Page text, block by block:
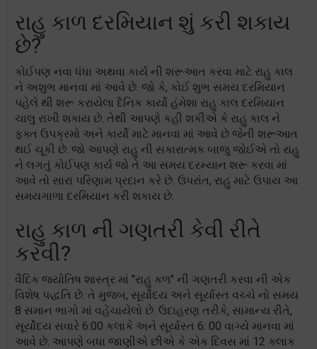
રાહુ કાળ દરમિયાન શું કરી શકાય
છે?
કોઈપણ નવા ધંધા અથવા કાર્ય ની શરૂઆત કરવા માટે રાહુ કાલ
ને અશુભ માનવા માં આવે છે. જો કે, કોઈ શુભ સમય દરમિયાન
પહેલે થી શરૂ કરાયેલા દૈનિક કાર્યો હંમેશા રાહુ કાલ દરમિયાન
ચાલુ રાખી શકાય છે. તેથી આપણે કહી શકીએ કે રાહુ કાલ ને
ફક્ત ઉપક્રમો અને કાર્યો માટે માનવા માં આવે છે જેની શરૂઆત
થઈ ચૂકી છે. જો આપણે રાહુ ની સકારાત્મક બાજુ જોઈએ તો રાહુ
ને લગતું કોઈપણ કાર્ય જો તે આ સમય દરમ્યાન શરૂ કરવા માં
આવે તો સારા પરિણામ પ્રદાન કરે છે. ઉપરાંત, રાહુ માટે ઉપાય આ
સમયગાળા દરમિયાન કરી શકાય છે.
રાહુ કાળ ની ગણતરી કેવી રીતે
કરવી?
વૈદિક જ્યોતિષ શાસ્ત્ર માં "રાહુ કળ" ની ગણતરી કરવા ની એક
વિશેષ પદ્ધતિ છે. તે મુજબ, સૂર્યોદય અને સૂર્યાસ્ત વચ્ચે નો સમય
8 સમાન ભાગો માં વહેંચાયેલો છે. ઉદાહરણ તરીકે, સામાન્ય રીતે,
સૂર્યોદય સવારે 6:00 કલાકે અને સૂર્યાસ્ત 6: 00 વાગ્યે માનવા માં
આવે છે. આપણે બધા જાણીએ છીએ કે એક દિવસ માં 12 કલાક